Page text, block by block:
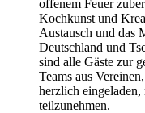
offenem Feuer
Kochkunst und
Austausch und das
Deutschland und
sind alle Gäste zur
Teams aus
herzlich
teilzunehmen.